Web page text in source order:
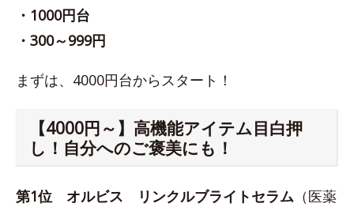
・1000円台
・300～999円
まずは、4000円台からスタート！
【4000円～】高機能アイテム目白押
し！自分へのご褒美にも！
第1位 オルビス リンクルブライトセラム （医薬